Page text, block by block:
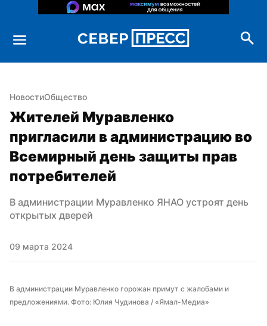
НовостиОбщество
Жителей Муравленко
пригласили в администрацию во
Всемирный день защиты прав
потребителей
В администрации Муравленко ЯНАО устроят день
открытых дверей
09 марта 2024
В администрации Муравленко горожан примут с жалобами и
предложениями. Фото: Юлия Чудинова / «Ямал-Медиа»